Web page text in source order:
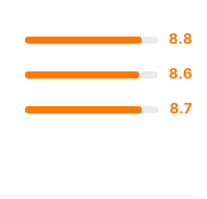
8.8
8.6
8.7